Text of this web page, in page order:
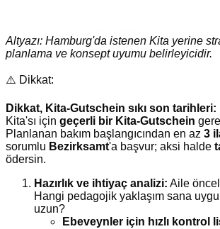
Altyazı: Hamburg'da istenen Kita yerine
planlama ve konsept uyumu belirleyicidir.
⚠️ Dikkat:
Dikkat, Kita-Gutschein sıkı son tarihleri:
Kita'sı için geçerli bir Kita-Gutschein
Planlanan bakım başlangıcından en az 3
sorumlu Bezirksamt'a başvur; aksi halde
ödersin.
Hazırlık ve ihtiyaç analizi: Aile
Hangi pedagojik yaklaşım sana
uzun?
Ebeveynler için hızlı kontrol